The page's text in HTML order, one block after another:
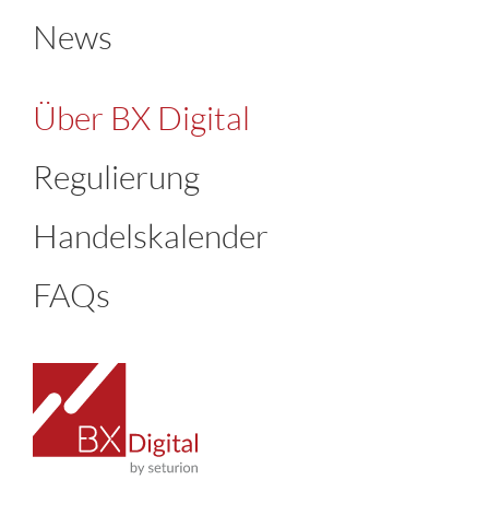
News
Über BX Digital
Regulierung
Handelskalender
FAQs